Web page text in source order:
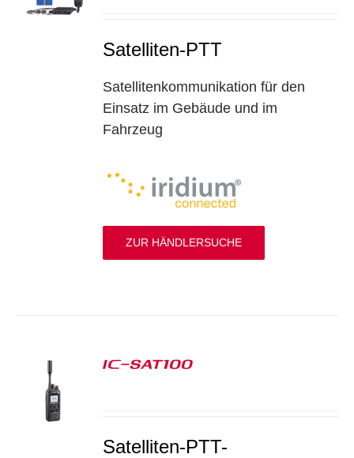
Satelliten-PTT
Satellitenkommunikation für den
Einsatz im Gebäude und im
Fahrzeug
ZUR HÄNDLERSUCHE
IC-SAT100
Satelliten-PTT-